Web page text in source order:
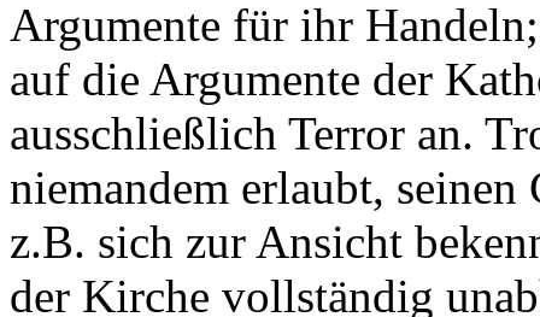
Argumente für ihr
auf die Argumente der
ausschließlich Terror an.
niemandem erlaubt,
z.B. sich zur Ansicht
der Kirche vollständig